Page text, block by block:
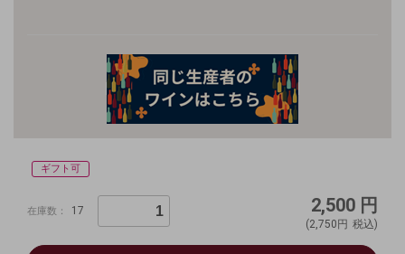
ギフト可
在庫数： 17 2,500 円
(2,750円 税込)